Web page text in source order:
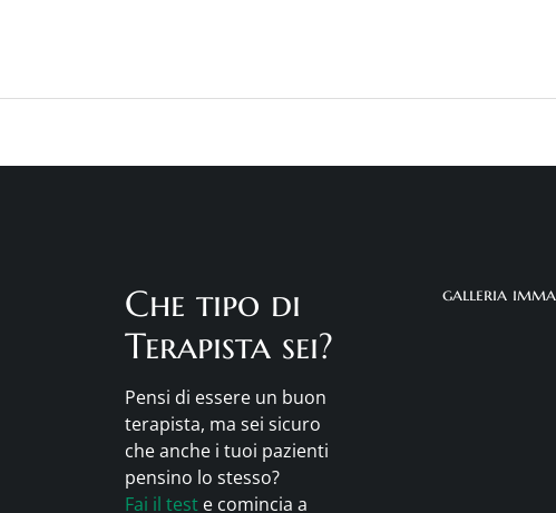
Che tipo di
Terapista sei?
Pensi di essere un buon
terapista, ma sei sicuro
che anche i tuoi pazienti
pensino lo stesso?
Fai il test e comincia a
galleria